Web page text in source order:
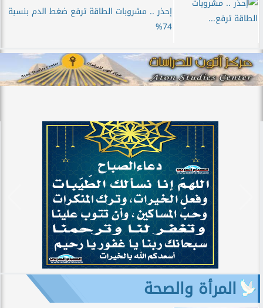
إحذر .. مشروبات الطاقة ترفع ضغط الدم بنسبة
74%
المرأة والصحة